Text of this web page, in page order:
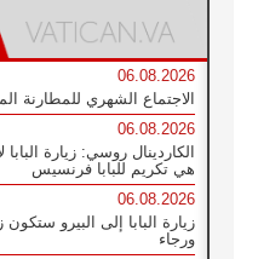
06.08.2026
الاجتماع الشهري للمطارنة
06.08.2026
الكاردينال روسي: زيارة البابا
هي تكريم للبابا فرنسيس
06.08.2026
زيارة البابا إلى البيرو
ورجاء